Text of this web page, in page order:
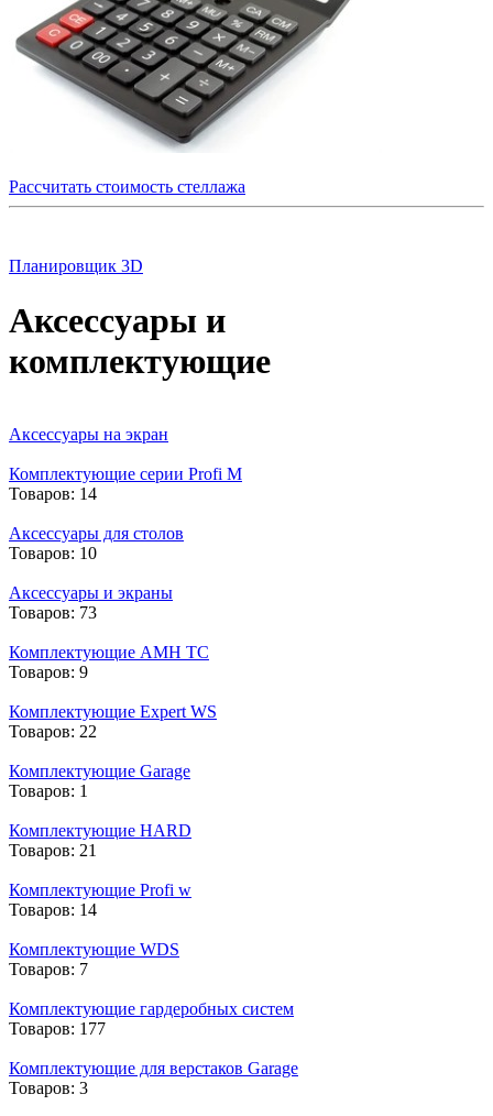
Рассчитать стоимость стеллажа
Планировщик 3D
Аксессуары и
комплектующие
Аксессуары на экран
Комплектующие серии Profi M
Товаров: 14
Аксессуары для столов
Товаров: 10
Аксессуары и экраны
Товаров: 73
Комплектующие AMH TC
Товаров: 9
Комплектующие Expert WS
Товаров: 22
Комплектующие Garage
Товаров: 1
Комплектующие HARD
Товаров: 21
Комплектующие Profi w
Товаров: 14
Комплектующие WDS
Товаров: 7
Комплектующие гардеробных систем
Товаров: 177
Комплектующие для верстаков Garage
Товаров: 3